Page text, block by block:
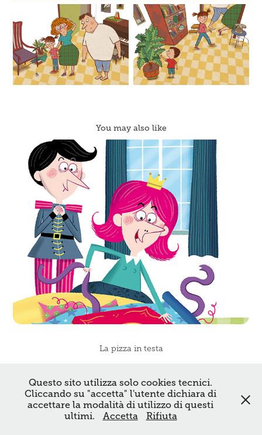
You may also like
La pizza in testa
All images in this website are protected by copyright.
Don’t use without my permission. © Raffaella Bolaffio –
All right reserved
Questo sito utilizza solo cookies tecnici.
Cliccando su "accetta" l'utente dichiara di
accettare la modalità di utilizzo di questi
ultimi.
Accetta Rifiuta